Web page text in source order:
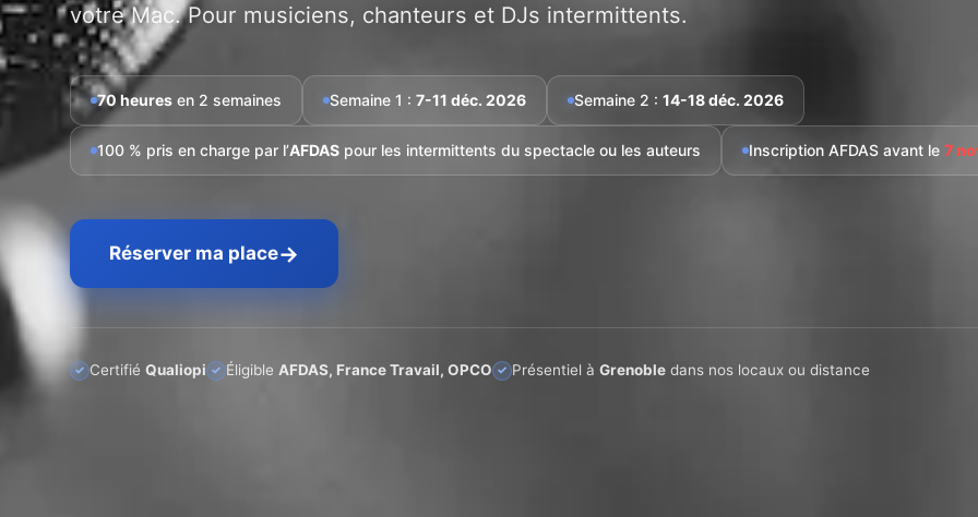
votre Mac. Pour musiciens, chanteurs et DJs intermittents.
70 heures en 2 semaines Semaine 1 : 7-11 déc. 2026 Semaine 2 : 14-18 déc. 2026
100 % pris en charge par l’AFDAS pour les intermittents du spectacle ou les auteurs Inscription AFDAS avant le 7
Réserver ma place→
✓ Certifié Qualiopi ✓ Éligible AFDAS, France Travail, OPCO ✓ Présentiel à Grenoble dans nos locaux ou distance